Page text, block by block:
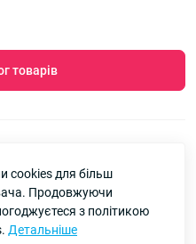
товарів
оптом © 2026
cookies для більш
Продовжуючи
з політикою
Детальніше